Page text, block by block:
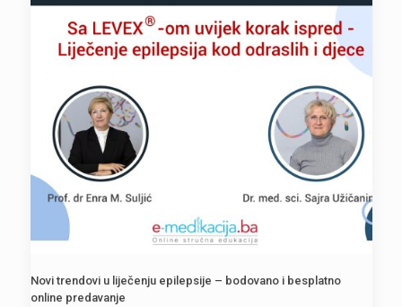
Novi trendovi u liječenju epilepsije – bodovano i besplatno
online predavanje